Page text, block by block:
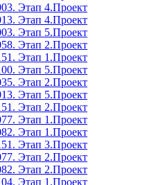
Этап 4.Проект
Этап 4.Проект
Этап 5.Проект
Этап 2.Проект
Этап 1.Проект
Этап 5.Проект
Этап 2.Проект
Этап 5.Проект
Этап 2.Проект
Этап 1.Проект
Этап 1.Проект
Этап 3.Проект
Этап 2.Проект
Этап 2.Проект
Этап 1.Проект